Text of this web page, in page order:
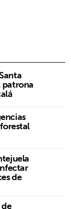
patrona
de